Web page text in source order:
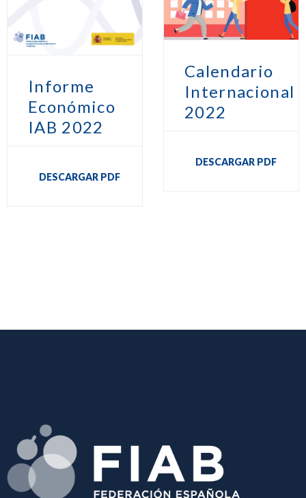
Informe
Económico
IAB 2022
DESCARGAR PDF
Calendario
Internacional
2022
DESCARGAR PDF